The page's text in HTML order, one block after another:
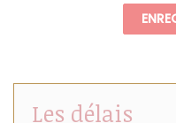
Les délais